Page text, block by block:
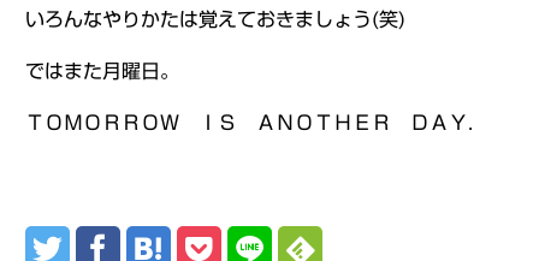
いろんなやりかたは覚えておきましょう(笑)
ではまた月曜日。
ＴＯＭＯＲＲＯＷ ＩＳ ＡＮＯＴＨＥＲ ＤＡＹ.